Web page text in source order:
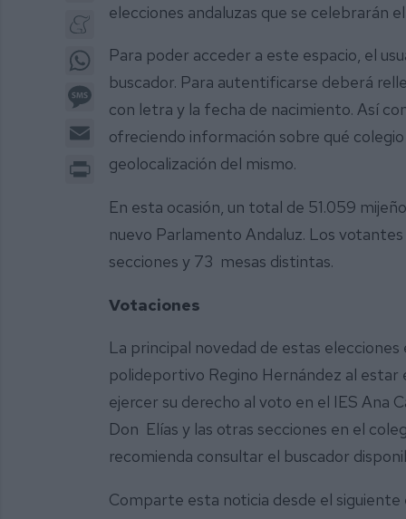
Meneame
WhatsApp
Message
Print
elecciones andaluzas que se celebrarán
Para poder acceder a este espacio, el
buscador. Para autentificarse deberá
con letra y la fecha de nacimiento. Así
ofreciendo información sobre qué
geolocalización del mismo.
En esta ocasión, un total de 51.059
nuevo Parlamento Andaluz. Los
secciones y 73 mesas distintas.
Votaciones
La principal novedad de estas
polideportivo Regino Hernández al
ejercer su derecho al voto en el IES Ana
Don Elías y las otras secciones en el
recomienda consultar el buscador
Comparte esta noticia desde el siguiente